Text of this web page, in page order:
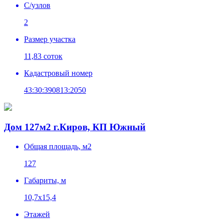
C/узлов
2
Размер участка
11,83 соток
Кадастровый номер
43:30:390813:2050
Дом 127м2 г.Киров, КП Южный
Общая площадь, м2
127
Габариты, м
10,7х15,4
Этажей